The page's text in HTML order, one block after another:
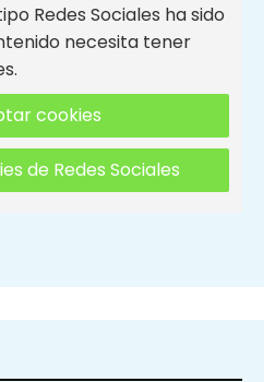
Redes Sociales ha sido
necesita tener
cookies
de Redes Sociales